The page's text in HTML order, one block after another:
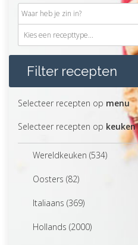
Filter recepten
Selecteer recepten op menu
Selecteer recepten op keuken
Wereldkeuken (534)
Oosters (82)
Italiaans (369)
Hollands (2000)